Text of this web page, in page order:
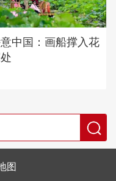
中国：画船撑入花
图